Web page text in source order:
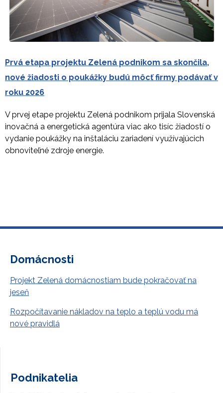
Prvá etapa projektu Zelená podnikom sa skončila,
nové žiadosti o poukážky budú môcť firmy podávať v
roku 2026
V prvej etape projektu Zelená podnikom prijala Slovenská
inovačná a energetická agentúra viac ako tisíc žiadostí o
vydanie poukážky na inštaláciu zariadení využívajúcich
obnoviteľné zdroje energie.
Domácnosti
Projekt Zelená domácnostiam bude pokračovať na
jeseň
Rozpočítavanie nákladov na teplo a teplú vodu má
nové pravidlá
Podnikatelia